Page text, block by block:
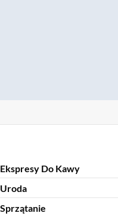
Ekspresy Do Kawy
Uroda
Sprzątanie